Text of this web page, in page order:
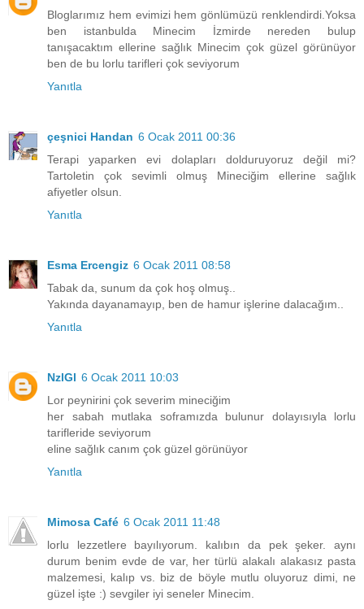
Bloglarımız hem evimizi hem gönlümüzü renklendirdi.Yoksa
ben istanbulda Minecim İzmirde nereden bulup
tanışacaktım ellerine sağlık Minecim çok güzel görünüyor
ben de bu lorlu tarifleri çok seviyorum
Yanıtla
çeşnici Handan 6 Ocak 2011 00:36
Terapi yaparken evi dolapları dolduruyoruz değil mi?
Tartoletin çok sevimli olmuş Mineciğim ellerine sağlık
afiyetler olsun.
Yanıtla
Esma Ercengiz 6 Ocak 2011 08:58
Tabak da, sunum da çok hoş olmuş..
Yakında dayanamayıp, ben de hamur işlerine dalacağım..
Yanıtla
NzlGl 6 Ocak 2011 10:03
Lor peynirini çok severim mineciğim
her sabah mutlaka soframızda bulunur dolayısıyla lorlu
tarifleride seviyorum
eline sağlık canım çok güzel görünüyor
Yanıtla
Mimosa Café 6 Ocak 2011 11:48
lorlu lezzetlere bayılıyorum. kalıbın da pek şeker. aynı
durum benim evde de var, her türlü alakalı alakasız pasta
malzemesi, kalıp vs. biz de böyle mutlu oluyoruz dimi, ne
güzel işte :) sevgiler iyi seneler Minecim.